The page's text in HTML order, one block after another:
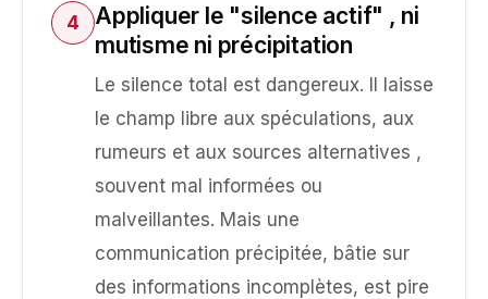
4
Appliquer le "silence actif" , ni
mutisme ni précipitation
Le silence total est dangereux. Il laisse
le champ libre aux spéculations, aux
rumeurs et aux sources alternatives ,
souvent mal informées ou
malveillantes. Mais une
communication précipitée, bâtie sur
des informations incomplètes, est pire